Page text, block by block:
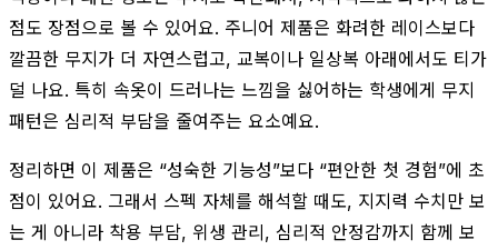
점도 장점으로 볼 수 있어요. 주니어 제품은 화려한 레이스보다
깔끔한 무지가 더 자연스럽고, 교복이나 일상복 아래에서도 티가
덜 나요. 특히 속옷이 드러나는 느낌을 싫어하는 학생에게 무지
패턴은 심리적 부담을 줄여주는 요소예요.
정리하면 이 제품은 “성숙한 기능성”보다 “편안한 첫 경험”에 초
점이 있어요. 그래서 스펙 자체를 해석할 때도, 지지력 수치만 보
는 게 아니라 착용 부담, 위생 관리, 심리적 안정감까지 함께 보